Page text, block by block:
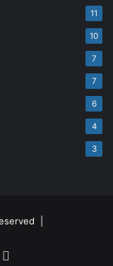
11
10
7
7
6
4
3
|